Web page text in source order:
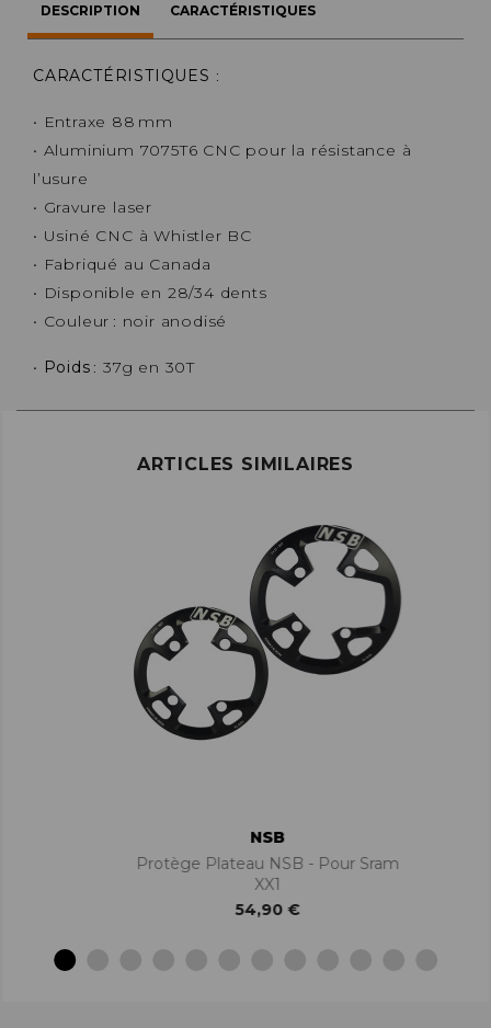
DESCRIPTION CARACTÉRISTIQUES
CARACTÉRISTIQUES :
• Entraxe 88 mm
• Aluminium 7075T6 CNC pour la résistance à
l’usure
• Gravure laser
• Usiné CNC à Whistler BC
• Fabriqué au Canada
• Disponible en 28/34 dents
• Couleur : noir anodisé
• Poids : 37g en 30T
ARTICLES SIMILAIRES
NSB
Protège Plateau NSB - Pour Sram
XX1
54,90 €